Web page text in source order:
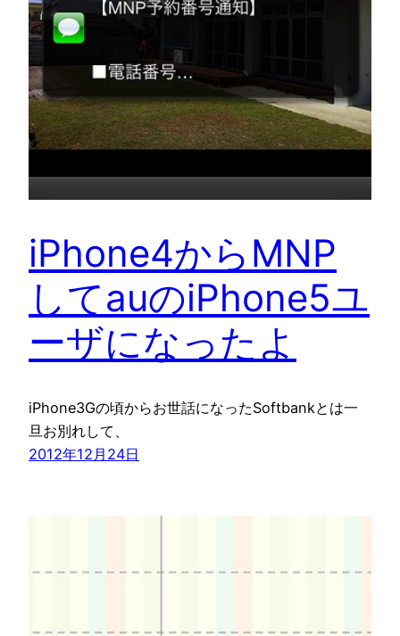
iPhone4からMNP
してauのiPhone5ユ
ーザになったよ
iPhone3Gの頃からお世話になったSoftbankとは一
旦お別れして、
2012年12月24日